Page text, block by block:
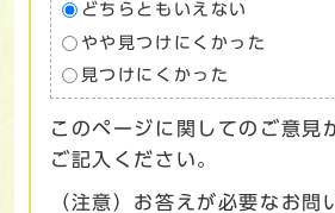
どちらともいえない
やや見つけにくかった
見つけにくかった
このページに関してのご意見
ご記入ください。
（注意）お答えが必要なお問